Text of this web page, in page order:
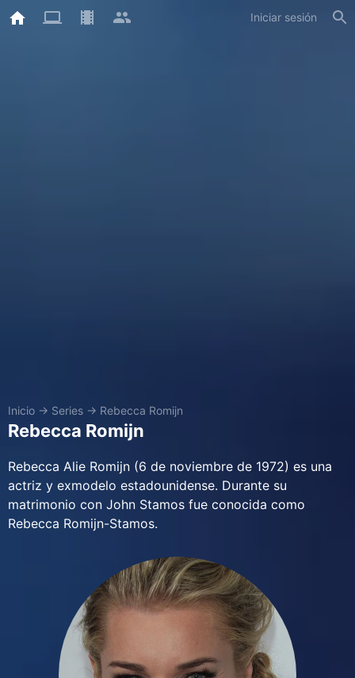
Iniciar sesión
Inicio → Series → Rebecca Romijn
Rebecca Romijn
Rebecca Alie Romijn (6 de noviembre de 1972) es una
actriz y exmodelo estadounidense. Durante su
matrimonio con John Stamos fue conocida como
Rebecca Romijn-Stamos.